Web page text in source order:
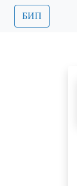
БИП